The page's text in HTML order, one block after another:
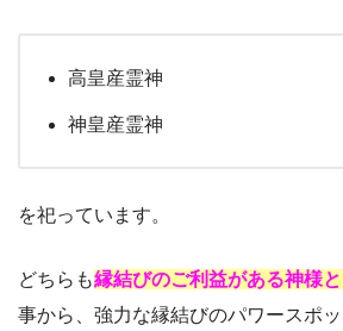
高皇産霊神
神皇産霊神
を祀っています。
どちらも縁結びのご利益がある神様
事から、強力な縁結びのパワースポ